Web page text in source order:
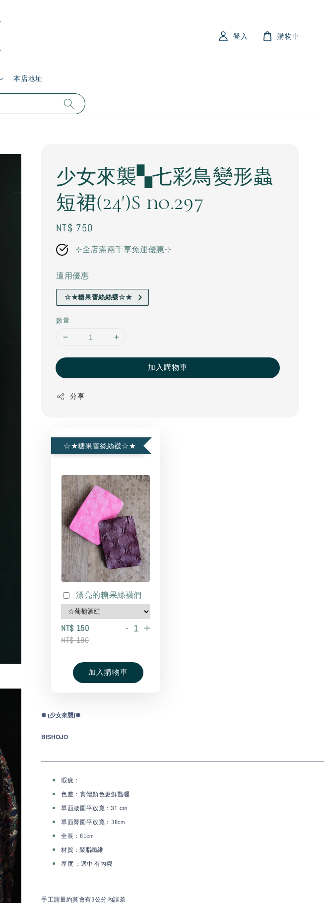
本店地址
登入 購物車
少女來襲▚七彩鳥變形蟲
短裙(24')S no.297
Regular
price
NT$ 750
⊹全店滿兩千享免運優惠⊹
適用優惠
☆★糖果蕾絲絲襪☆★
數量
加入購物車
分享
☆★糖果蕾絲絲襪☆★
漂亮的糖果絲襪們
NT$ 150
NT$ 180
- +
加入購物車
✺ ʅ少女來襲ʃ✺
BISHOJO
瑕疵：
色差：實體顏色更鮮豔喔
單面腰圍平放寬 ：31 cm
單面臀圍平放寬：38cm
全長：61cm
材質 ：聚脂纖維
厚度 ：適中 有內襯
手工測量約莫會有3公分內誤差